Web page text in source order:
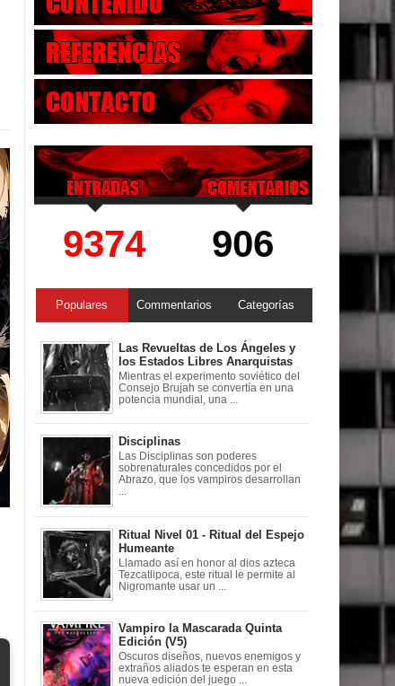
9374 906
Populares Commentarios Categorías
Las Revueltas de Los Ángeles y
los Estados Libres Anarquistas
Mientras el experimento soviético del
Consejo Brujah se convertía en una
potencia mundial, una ...
Disciplinas
Las Disciplinas son poderes
sobrenaturales concedidos por el
Abrazo, que los vampiros desarrollan
Ritual Nivel 01 - Ritual del Espejo
Humeante
Llamado así en honor al dios azteca
Tezcatlipoca, este ritual le permite al
Nigromante usar un ...
Vampiro la Mascarada Quinta
Edición (V5)
Oscuros diseños, nuevos enemigos y
extraños aliados te esperan en esta
nueva edición del juego ...